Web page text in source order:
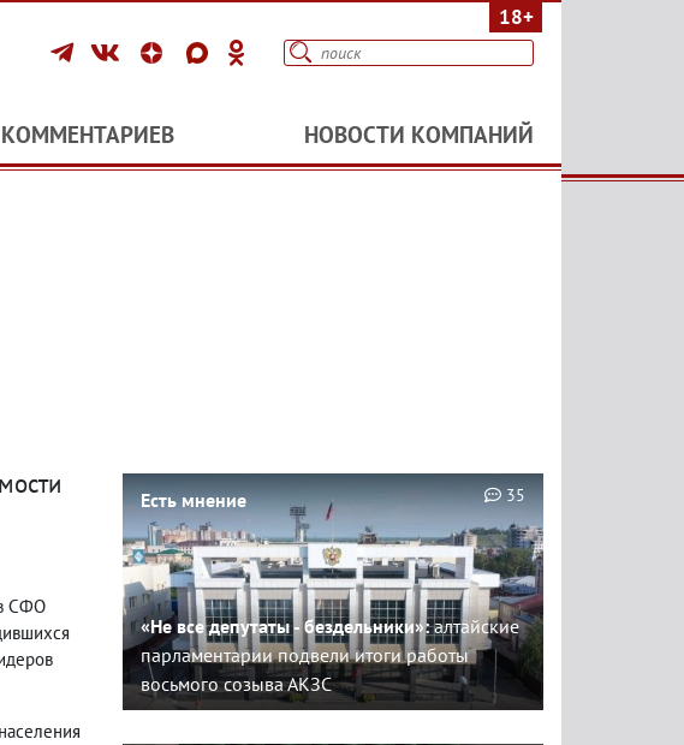
18+
КОММЕНТАРИЕВ НОВОСТИ КОМПАНИЙ
СФО
Есть мнение
«Не все депутаты - бездельники»:алтайские
парламентарии подвели итоги работы
восьмого созыва АКЗС
35